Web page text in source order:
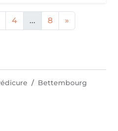
4 ... 8 »
Bettembourg